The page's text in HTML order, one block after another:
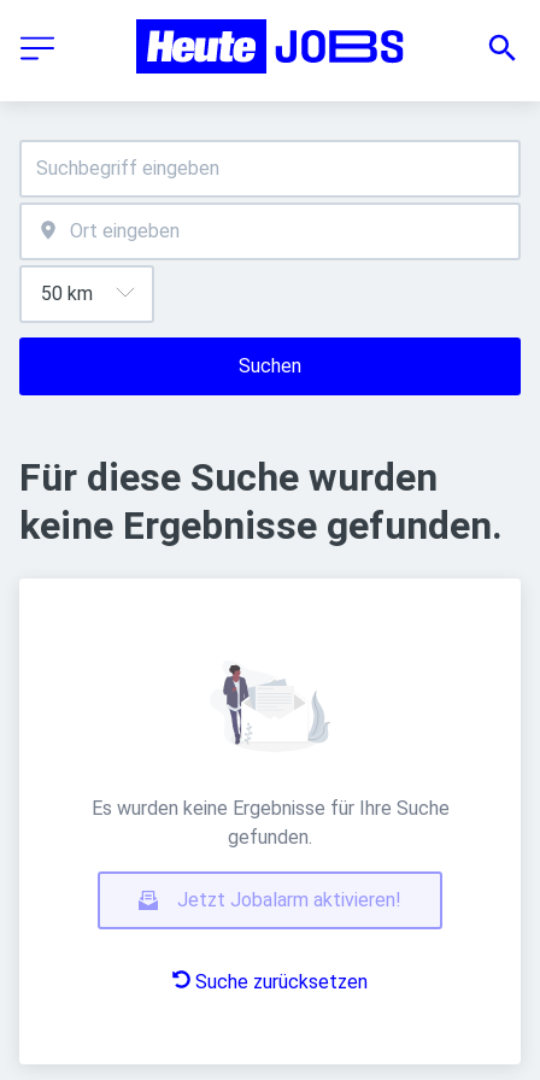
Suchen
Für diese Suche wurden
keine Ergebnisse gefunden.
Es wurden keine Ergebnisse für Ihre Suche
gefunden.
Jetzt Jobalarm aktivieren!
Suche zurücksetzen